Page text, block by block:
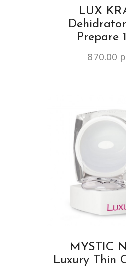
LUX
Prepare
870.00
MYSTIC
Luxury Thin